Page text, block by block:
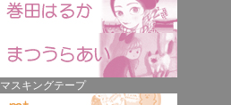
マスキングテープ